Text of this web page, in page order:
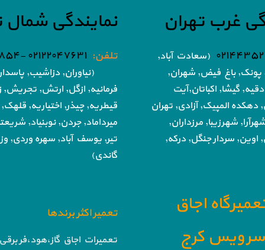
نمایندگی شمال
تلفن: ۰۲۱۲۲۰۴۷۶۳۱ -۰۲۱۸۶۰۵۱۸۵۴
(نیاوران, دزاشیب,
فرمانیه, ازگل, ارتش, تجریش,
قیطریه, چیذر, اختیاریه, قلهک,
میرداماد, جردن, نوبنیاد,
تیر, یوسف آباد, سهره وردی,
گاندی)
تعمیر اکثر برندها
تعمیرات اجاق گاز،هود،فر
غرب تهران
(سعادت آباد,
باغ فیض, شهران,
گیشا, اکباتان,آیت
دهکده المپیک, آزادی, تهران
شهرزیبا, مرزداران,
اوین, سردار جنگل, درکه,
اجاق
سرویس کرج